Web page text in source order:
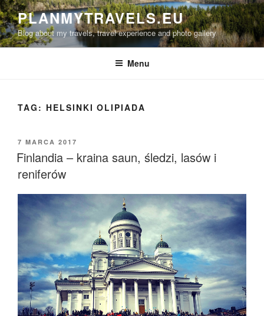
Przejdź
do
treści
PLANMYTRAVELS.EU
Blog about my travels, travel experience and photo gallery
Menu
TAG: HELSINKI OLIPIADA
OPUBLIKOWANE
W
7 MARCA 2017
Finlandia – kraina saun, śledzi, lasów i
reniferów